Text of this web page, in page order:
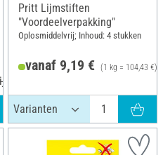
6,99 €
Pritt Lijmstiften
"Voordeelverpakking"
Oplosmiddelvrij; Inhoud: 4 stukken
vanaf 9,19 € (1 kg = 104,43 €)